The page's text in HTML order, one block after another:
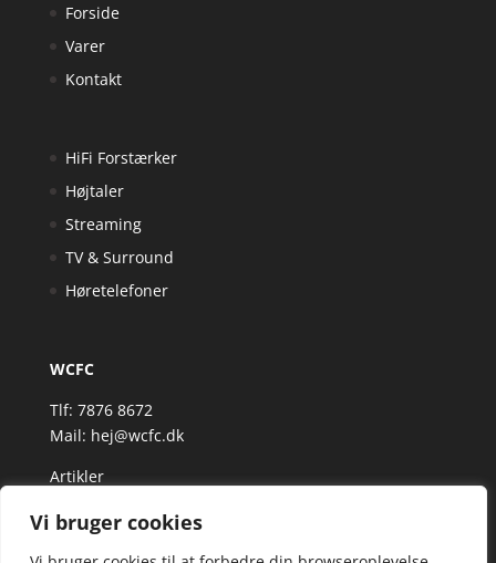
Vi bruger cookies
Forside
Varer
Kontakt
HiFi Forstærker
Højtaler
Streaming
TV & Surround
Høretelefoner
WCFC
Tlf: 7876 8672
Mail: hej@wcfc.dk
Artikler